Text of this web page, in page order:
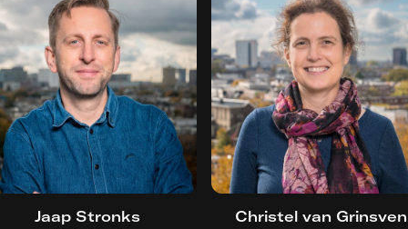
Jaap Stronks Christel van Grinsven